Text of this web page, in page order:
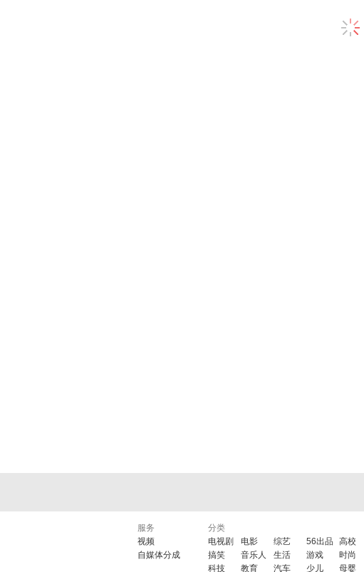
服务
视频
自媒体分成
分类
电视剧
电影 综艺 56出品 高校
搞笑
音乐人 生活 游戏 时尚
科技
教育 汽车 少儿 母婴